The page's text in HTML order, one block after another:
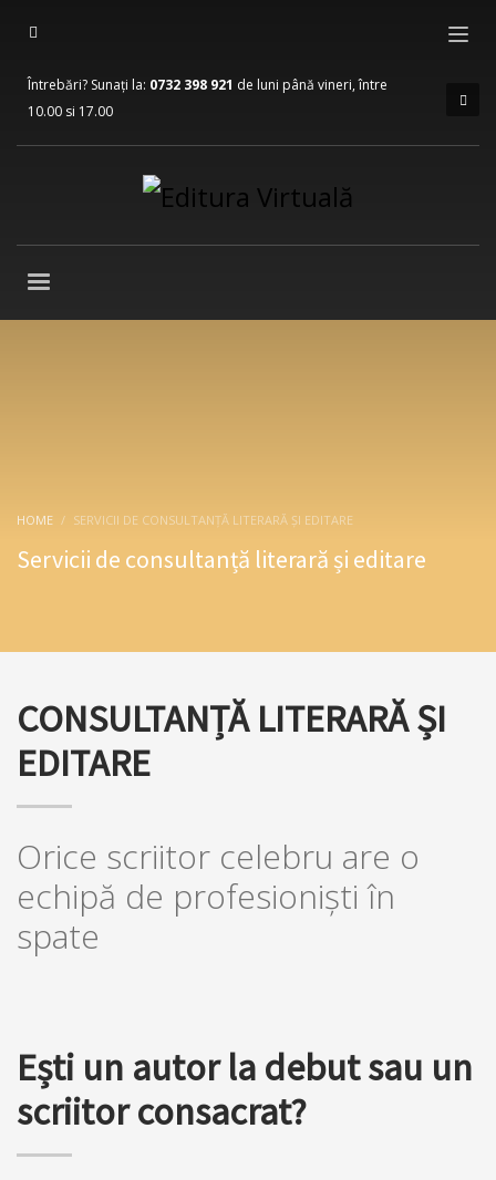
Întrebări? Sunați la: 0732 398 921 de luni până vineri, între
10.00 si 17.00
HOME SERVICII DE CONSULTANȚĂ LITERARĂ ȘI EDITARE
Servicii de consultanță literară și editare
CONSULTANȚĂ LITERARĂ ȘI
EDITARE
Orice scriitor celebru are o
echipă de profesionişti în
spate
Ești un autor la debut sau un
scriitor consacrat?